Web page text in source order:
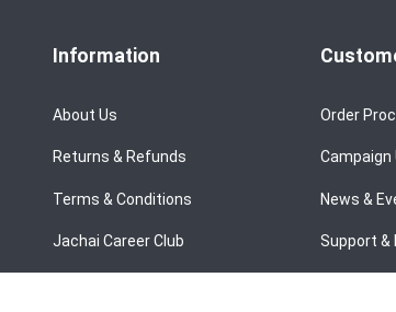
Information
About Us
Returns & Refunds
Terms & Conditions
Jachai Career Club
Order
Campaign
News &
Support &